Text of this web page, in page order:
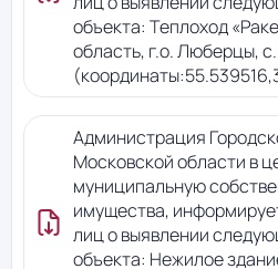
объекта: Теплоход
область, г.о. Люберцы,
Администрация
Московской области в
муниципальную
имущества,
лиц о выявлении
объекта: Нежилое